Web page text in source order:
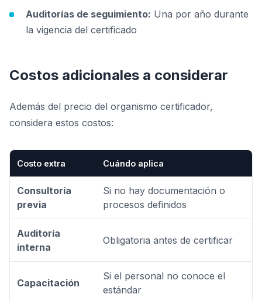
Auditorías de seguimiento: Una por año durante
la vigencia del certificado
Costos adicionales a considerar
Además del precio del organismo certificador,
considera estos costos:
Costo extra Cuándo aplica
Consultoría
previa
Si no hay documentación o
procesos definidos
Auditoría
interna
Obligatoria antes de certificar
Capacitación
Si el personal no conoce el
estándar